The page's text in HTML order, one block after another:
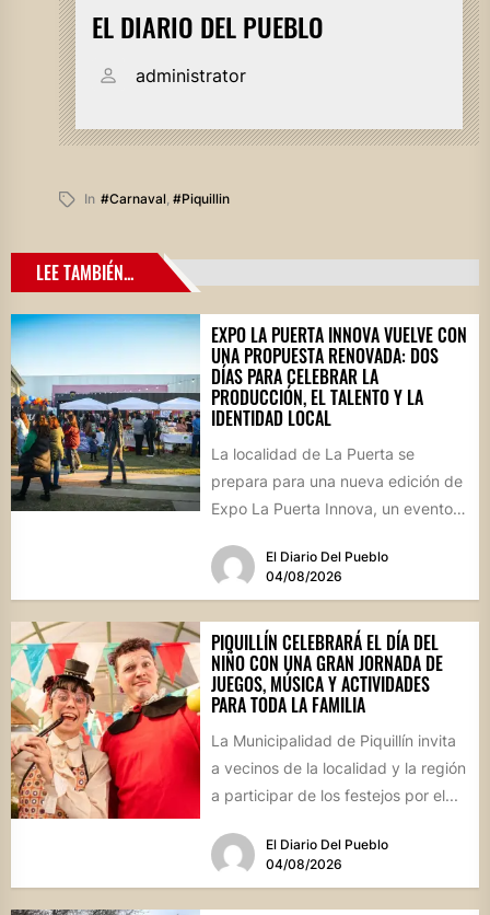
EL DIARIO DEL PUEBLO
administrator
In #carnaval, #piquillin
LEE TAMBIÉN...
EXPO LA PUERTA INNOVA VUELVE CON
UNA PROPUESTA RENOVADA: DOS
DÍAS PARA CELEBRAR LA
PRODUCCIÓN, EL TALENTO Y LA
IDENTIDAD LOCAL
La localidad de La Puerta se
prepara para una nueva edición de
Expo La Puerta Innova, un evento
El Diario Del Pueblo
04/08/2026
PIQUILLÍN CELEBRARÁ EL DÍA DEL
NIÑO CON UNA GRAN JORNADA DE
JUEGOS, MÚSICA Y ACTIVIDADES
PARA TODA LA FAMILIA
La Municipalidad de Piquillín invita
a vecinos de la localidad y la región
a participar de los festejos por el...
El Diario Del Pueblo
04/08/2026